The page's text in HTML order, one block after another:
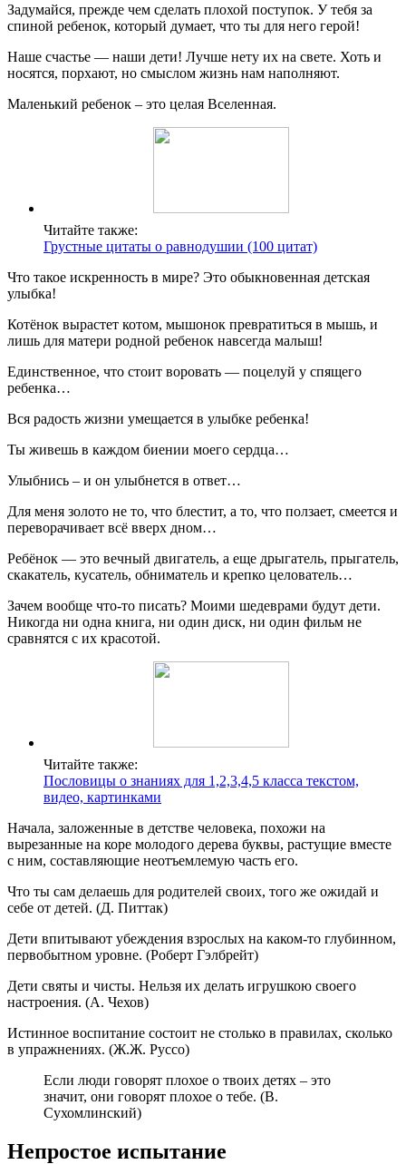
Задумайся, прежде чем сделать плохой поступок. У тебя за
спиной ребенок, который думает, что ты для него герой!
Наше счастье — наши дети! Лучше нету их на свете. Хоть и
носятся, порхают, но смыслом жизнь нам наполняют.
Маленький ребенок – это целая Вселенная.
Читайте также:
Грустные цитаты о равнодушии (100 цитат)
Что такое искренность в мире? Это обыкновенная детская
улыбка!
Котёнок вырастет котом, мышонок превратиться в мышь, и
лишь для матери родной ребенок навсегда малыш!
Единственное, что стоит воровать — поцелуй у спящего
ребенка…
Вся радость жизни умещается в улыбке ребенка!
Ты живешь в каждом биении моего сердца…
Улыбнись – и он улыбнется в ответ…
Для меня золото не то, что блестит, а то, что ползает, смеется и
переворачивает всё вверх дном…
Ребёнок — это вечный двигатель, а еще дрыгатель, прыгатель,
скакатель, кусатель, обниматель и крепко целователь…
Зачем вообще что-то писать? Моими шедеврами будут дети.
Никогда ни одна книга, ни один диск, ни один фильм не
сравнятся с их красотой.
Читайте также:
Пословицы о знаниях для 1,2,3,4,5 класса текстом,
видео, картинками
Начала, заложенные в детстве человека, похожи на
вырезанные на коре молодого дерева буквы, растущие вместе
с ним, составляющие неотъемлемую часть его.
Что ты сам делаешь для родителей своих, того же ожидай и
себе от детей. (Д. Питтак)
Дети впитывают убеждения взрослых на каком-то глубинном,
первобытном уровне. (Роберт Гэлбрейт)
Дети святы и чисты. Нельзя их делать игрушкою своего
настроения. (А. Чехов)
Истинное воспитание состоит не столько в правилах, сколько
в упражнениях. (Ж.Ж. Руссо)
Если люди говорят плохое о твоих детях – это
значит, они говорят плохое о тебе. (В.
Сухомлинский)
Непростое испытание